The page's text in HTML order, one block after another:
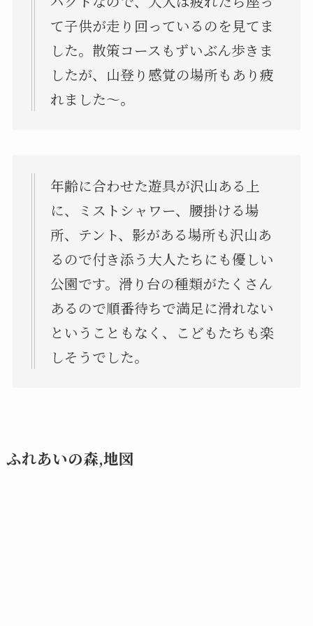
て子供が走り回っているのを見てま
した。散策コースもずいぶん歩きま
したが、山登り感覚の場所もあり疲
れました～。
年齢に合わせた遊具が沢山ある上
に、ミストシャワー、腰掛ける場
所、テント、影がある場所も沢山あ
るので付き添う大人たちにも優しい
公園です。滑り台の種類がたくさん
あるので順番待ちで満足に滑れない
ということもなく、こどもたちも楽
しそうでした。
ふれあいの森,地図